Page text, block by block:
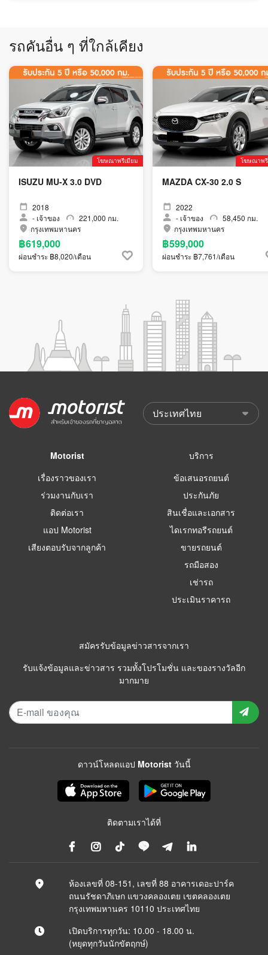
รถคันอื่น ๆ ที่ใกล้เคียง
โฆษณาพรีเมียม
ISUZU MU-X 3.0 DVD
2018
- เจ้าของ
221,000 กม.
กรุงเทพมหานคร
฿619,000
ผ่อนชำระ ฿8,020/เดือน
โฆษณาพ
MAZDA CX-30 2.0 S
2022
- เจ้าของ
58,450 กม.
กรุงเทพมหานคร
฿599,000
ผ่อนชำระ ฿7,761/เดือน
Motorist
เรื่องราวของเรา
ร่วมงานกับเรา
ติดต่อเรา
แอป Motorist
เสียงตอบรับจากลูกค้า
บริการ
ข้อเสนอรถยนต์
ประกันภัย
สินเชื่อและเอกสาร
ไดเรกทอรีรถยนต์
ขายรถยนต์
รถมือสอง
เช่ารถ
ประเมินราคารถ
สมัครรับข้อมูลข่าวสารจากเรา
รับแจ้งข้อมูลและข่าวสาร รวมทั้งโปรโมชั่น และของรางวัลอีก
มากมาย
ดาวน์โหลดแอป Motorist วันนี้
ติดตามเราได้ที่
ห้องเลขที่ 08-151, เลขที่ 88 อาคารเดอะปาร์ค
ถนนรัชดาภิเษก แขวงคลองเตย เขตคลองเตย
กรุงเทพมหานคร 10110 ประเทศไทย
เปิดบริการทุกวัน: 10.00 - 18.00 น.
(หยุดทุกวันนักขัตฤกษ์)